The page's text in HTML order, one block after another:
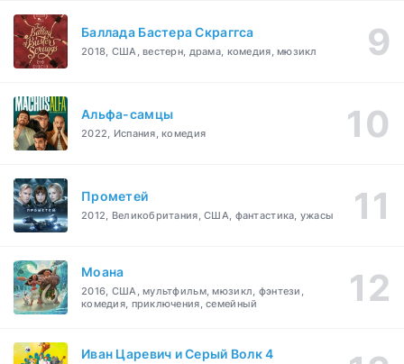
Баллада Бастера Скраггса
2018, США, вестерн, драма, комедия, мюзикл
Альфа-самцы
2022, Испания, комедия
Прометей
2012, Великобритания, США, фантастика, ужасы
Моана
2016, США, мультфильм, мюзикл, фэнтези,
комедия, приключения, семейный
Иван Царевич и Серый Волк 4